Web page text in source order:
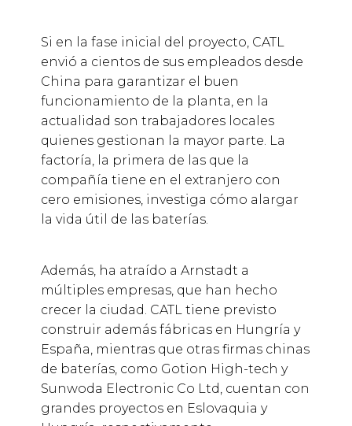
Si en la fase inicial del proyecto, CATL
envió a cientos de sus empleados desde
China para garantizar el buen
funcionamiento de la planta, en la
actualidad son trabajadores locales
quienes gestionan la mayor parte. La
factoría, la primera de las que la
compañía tiene en el extranjero con
cero emisiones, investiga cómo alargar
la vida útil de las baterías.
Además, ha atraído a Arnstadt a
múltiples empresas, que han hecho
crecer la ciudad. CATL tiene previsto
construir además fábricas en Hungría y
España, mientras que otras firmas chinas
de baterías, como Gotion High-tech y
Sunwoda Electronic Co Ltd, cuentan con
grandes proyectos en Eslovaquia y